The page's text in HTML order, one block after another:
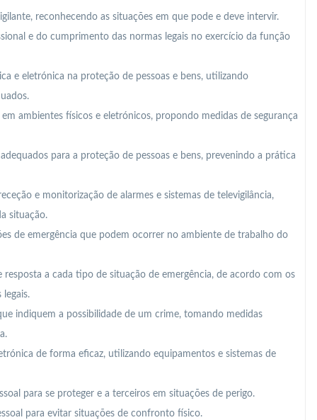
reconhecendo as situações em que pode e deve intervir.
e do cumprimento das normas legais no exercício da função
e eletrónica na proteção de pessoas e bens, utilizando
ambientes físicos e eletrónicos, propondo medidas de segurança
para a proteção de pessoas e bens, prevenindo a prática
e monitorização de alarmes e sistemas de televigilância,
situação.
de emergência que podem ocorrer no ambiente de trabalho do
a cada tipo de situação de emergência, de acordo com os
legais.
indiquem a possibilidade de um crime, tomando medidas
de forma eficaz, utilizando equipamentos e sistemas de
para se proteger e a terceiros em situações de perigo.
para evitar situações de confronto físico.